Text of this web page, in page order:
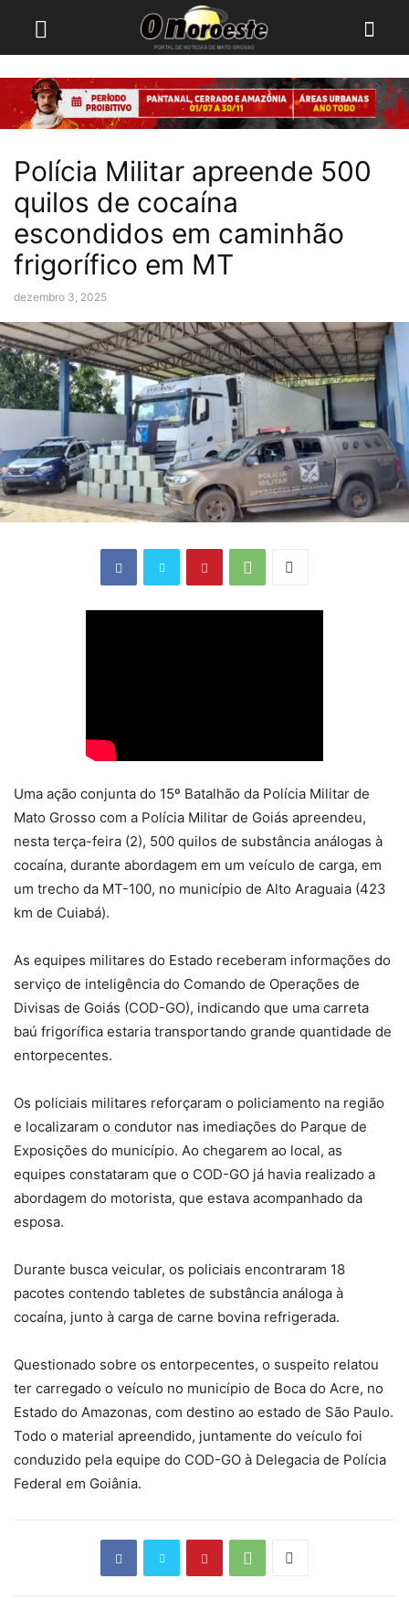
Polícia Militar apreende 500
quilos de cocaína
escondidos em caminhão
frigorífico em MT
dezembro 3, 2025
Uma ação conjunta do 15º Batalhão da Polícia Militar de
Mato Grosso com a Polícia Militar de Goiás apreendeu,
nesta terça-feira (2), 500 quilos de substância análogas à
cocaína, durante abordagem em um veículo de carga, em
um trecho da MT-100, no município de Alto Araguaia (423
km de Cuiabá).
As equipes militares do Estado receberam informações do
serviço de inteligência do Comando de Operações de
Divisas de Goiás (COD-GO), indicando que uma carreta
baú frigorífica estaria transportando grande quantidade de
entorpecentes.
Os policiais militares reforçaram o policiamento na região
e localizaram o condutor nas imediações do Parque de
Exposições do município. Ao chegarem ao local, as
equipes constataram que o COD-GO já havia realizado a
abordagem do motorista, que estava acompanhado da
esposa.
Durante busca veicular, os policiais encontraram 18
pacotes contendo tabletes de substância análoga à
cocaína, junto à carga de carne bovina refrigerada.
Questionado sobre os entorpecentes, o suspeito relatou
ter carregado o veículo no município de Boca do Acre, no
Estado do Amazonas, com destino ao estado de São Paulo.
Todo o material apreendido, juntamente do veículo foi
conduzido pela equipe do COD-GO à Delegacia de Polícia
Federal em Goiânia.